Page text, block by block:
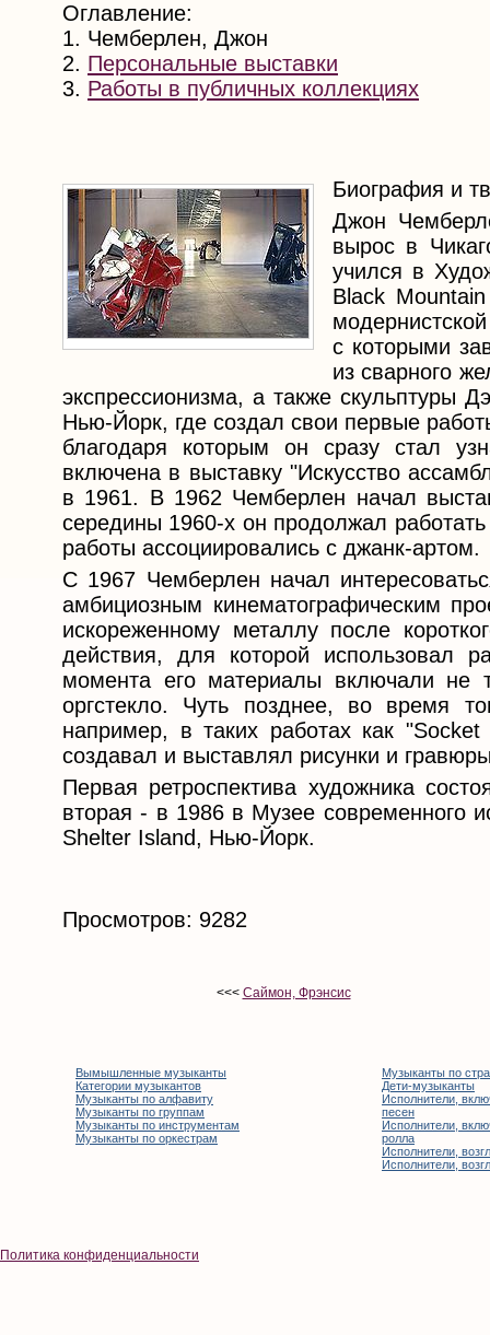
Оглавление:
1. Чемберлен, Джон
2. Персональные выставки
3. Работы в публичных коллекциях
Биография и
Джон
вырос в
учился в
Black
с которыми
из сварного
экспрессионизма, а также
Нью-Йорк, где создал свои первые
благодаря которым он сразу стал
включена в выставку "Искусство
в 1961. В 1962 Чемберлен начал
середины 1960-х он продолжал
работы ассоциировались с джанк-артом.
С 1967 Чемберлен начал
амбициозным кинематографическим
искореженному металлу после
действия, для которой использовал
момента его материалы включали не
оргстекло. Чуть позднее, во время
например, в таких работах как
создавал и выставлял рисунки и
Первая ретроспектива художника
вторая - в 1986 в Музее современного
Shelter Island, Нью-Йорк.
Просмотров: 9282
<<< Саймон, Фрэнсис
Вымышленные музыканты
Категории музыкантов
Музыканты по алфавиту
Музыканты по группам
Музыканты по инструментам
Музыканты по оркестрам
Музыканты по
Дети-музыканты
Исполнители,
песен
Исполнители,
ролла
Исполнители,
Исполнители,
Политика конфиденциальности